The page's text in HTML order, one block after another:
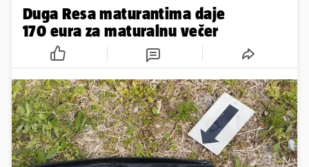
Duga Resa maturantima daje
170 eura za maturalnu večer